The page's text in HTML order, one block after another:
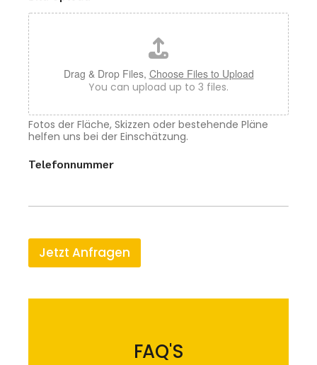
Drag & Drop Files, Choose Files to Upload
You can upload up to 3 files.
Fotos der Fläche, Skizzen oder bestehende Pläne
helfen uns bei der Einschätzung.
Telefonnummer
Jetzt Anfragen
FAQ'S